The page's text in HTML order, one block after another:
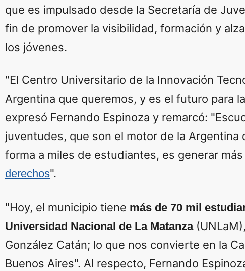
que es impulsado desde la Secretaría de
fin de promover la visibilidad, formación y
los jóvenes.
"El Centro Universitario de la Innovación
Argentina que queremos, y es el futuro para
expresó Fernando Espinoza y remarcó:
juventudes, que son el motor de la Argentina
forma a miles de estudiantes, es generar
derechos".
"Hoy, el municipio tiene más de 70 mil
Universidad Nacional de La Matanza
González Catán; lo que nos convierte en la
Buenos Aires". Al respecto, Fernando